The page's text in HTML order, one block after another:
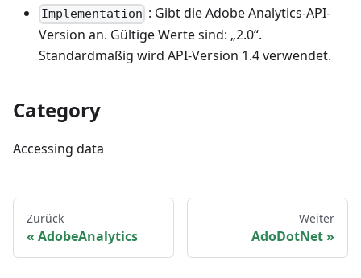
Implementation : Gibt die Adobe Analytics-API-
Version an. Gültige Werte sind: „2.0“.
Standardmäßig wird API-Version 1.4 verwendet.
Category
Accessing data
Zurück
AdobeAnalytics
Weiter
AdoDotNet